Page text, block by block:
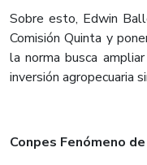
​Sobre esto, Edwin
Comisión Quinta y
la norma busca
inversión agropecuaria
Conpes Fenómeno